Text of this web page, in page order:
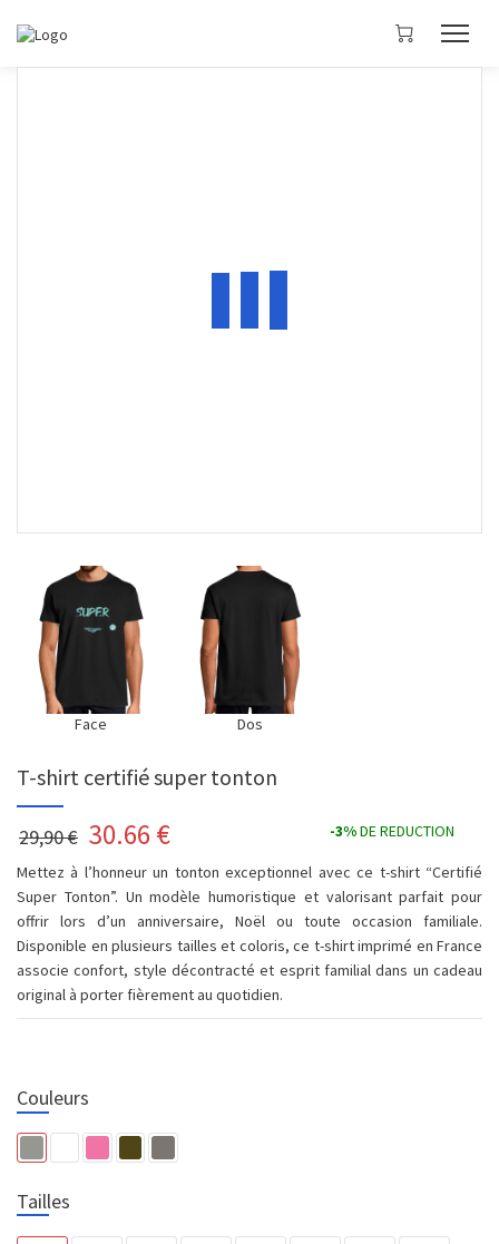
Face Dos
T-shirt certifié super tonton
29,90 € 30.66 € -3%DE REDUCTION
Mettez à l’honneur un tonton exceptionnel avec ce t-shirt “Certifié
Super Tonton”. Un modèle humoristique et valorisant parfait pour
offrir lors d’un anniversaire, Noël ou toute occasion familiale.
Disponible en plusieurs tailles et coloris, ce t-shirt imprimé en France
associe confort, style décontracté et esprit familial dans un cadeau
original à porter fièrement au quotidien.
Couleurs
Tailles